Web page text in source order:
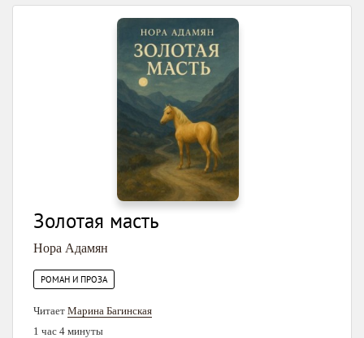
Золотая масть
Нора Адамян
РОМАН И ПРОЗА
Читает Марина Багинская
1 час 4 минуты